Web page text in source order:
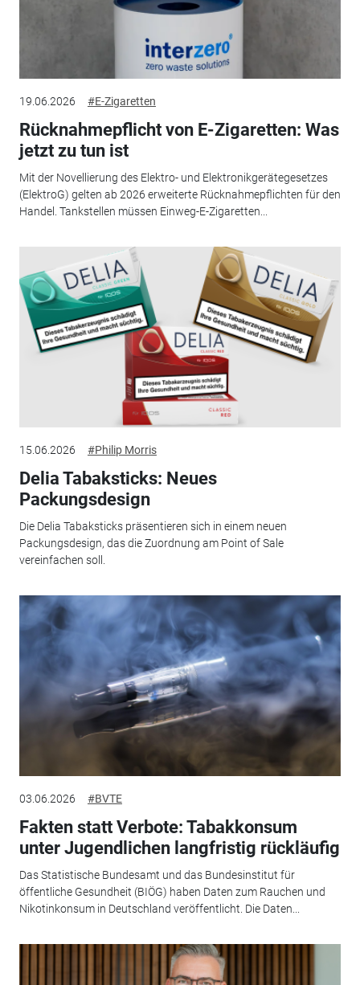
19.06.2026 #E-Zigaretten
Rücknahmepflicht von E-Zigaretten: Was
jetzt zu tun ist
Mit der Novellierung des Elektro- und Elektronikgerätegesetzes
(ElektroG) gelten ab 2026 erweiterte Rücknahmepflichten für den
Handel. Tankstellen müssen Einweg-E-Zigaretten...
15.06.2026 #Philip Morris
Delia Tabaksticks: Neues
Packungsdesign
Die Delia Tabaksticks präsentieren sich in einem neuen
Packungsdesign, das die Zuordnung am Point of Sale
vereinfachen soll.
03.06.2026 #BVTE
Fakten statt Verbote: Tabakkonsum
unter Jugendlichen langfristig rückläufig
Das Statistische Bundesamt und das Bundesinstitut für
öffentliche Gesundheit (BIÖG) haben Daten zum Rauchen und
Nikotinkonsum in Deutschland veröffentlicht. Die Daten...